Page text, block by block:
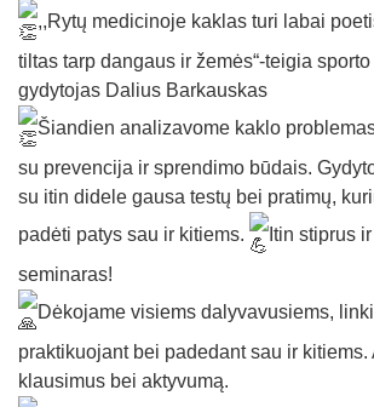
Kontaktai
,,Rytų medicinoje kaklas turi labai
tiltas tarp dangaus ir žemės“-teigia
gydytojas Dalius Barkauskas
Šiandien analizavome kaklo
su prevencija ir sprendimo būdais.
su itin didele gausa testų bei pratimų,
padėti patys sau ir kitiems.
Itin stiprus
seminaras!
Dėkojame visiems dalyvavusiems,
praktikuojant bei padedant sau ir kitiems.
klausimus bei aktyvumą.